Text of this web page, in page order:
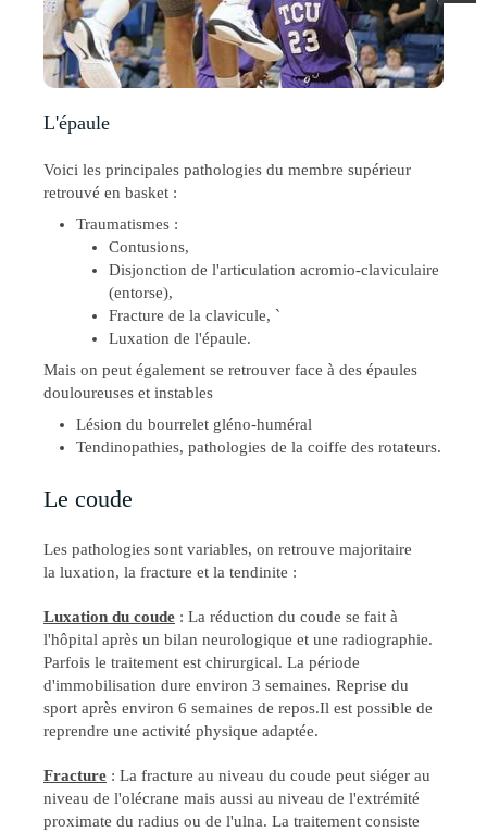
L'épaule
Voici les principales pathologies du membre supérieur
retrouvé en basket :
Traumatismes :
Contusions,
Disjonction de l'articulation acromio-claviculaire
(entorse),
Fracture de la clavicule, `
Luxation de l'épaule.
Mais on peut également se retrouver face à des épaules
douloureuses et instables
Lésion du bourrelet gléno-huméral
Tendinopathies, pathologies de la coiffe des rotateurs.
Le coude
Les pathologies sont variables, on retrouve majoritaire
la luxation, la fracture et la tendinite :
Luxation du coude : La réduction du coude se fait à
l'hôpital après un bilan neurologique et une radiographie.
Parfois le traitement est chirurgical. La période
d'immobilisation dure environ 3 semaines. Reprise du
sport après environ 6 semaines de repos.Il est possible de
reprendre une activité physique adaptée.
Fracture : La fracture au niveau du coude peut siéger au
niveau de l'olécrane mais aussi au niveau de l'extrémité
proximate du radius ou de l'ulna. La traitement consiste